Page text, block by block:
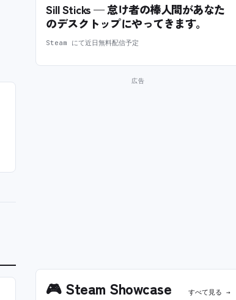
Sill Sticks — 怠け者の棒人間があなた
のデスクトップにやってきます。
Steam にて近日無料配信予定
🎮Steam Showcase すべて見る →